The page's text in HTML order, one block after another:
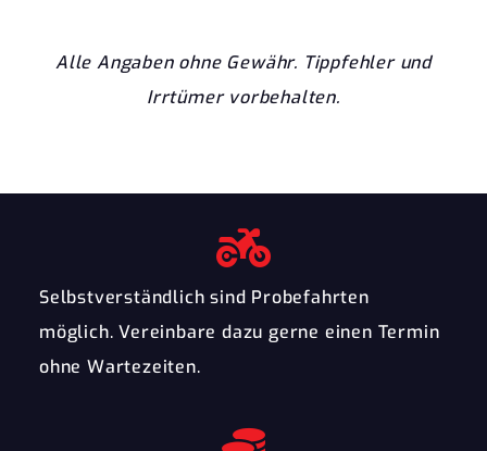
Alle Angaben ohne Gewähr. Tippfehler und
Irrtümer vorbehalten.
Selbstverständlich sind Probefahrten
möglich. Vereinbare dazu gerne einen Termin
ohne Wartezeiten.